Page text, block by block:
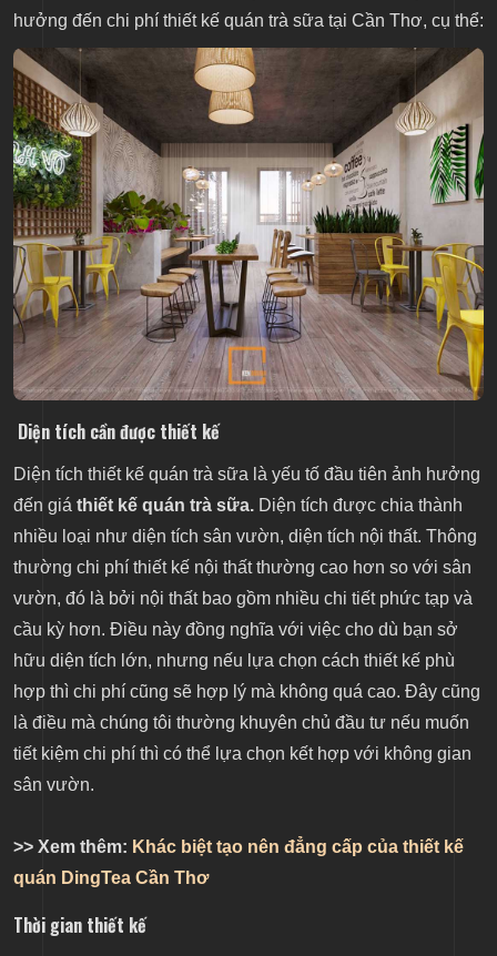
hưởng đến chi phí thiết kế quán trà sữa tại Cần Thơ, cụ thể:
Diện tích cần được thiết kế
Diện tích thiết kế quán trà sữa là yếu tố đầu tiên ảnh hưởng
đến giá thiết kế quán trà sữa. Diện tích được chia thành
nhiều loại như diện tích sân vườn, diện tích nội thất. Thông
thường chi phí thiết kế nội thất thường cao hơn so với sân
vườn, đó là bởi nội thất bao gồm nhiều chi tiết phức tạp và
cầu kỳ hơn. Điều này đồng nghĩa với việc cho dù bạn sở
hữu diện tích lớn, nhưng nếu lựa chọn cách thiết kế phù
hợp thì chi phí cũng sẽ hợp lý mà không quá cao. Đây cũng
là điều mà chúng tôi thường khuyên chủ đầu tư nếu muốn
tiết kiệm chi phí thì có thể lựa chọn kết hợp với không gian
sân vườn.
>> Xem thêm: Khác biệt tạo nên đẳng cấp của thiết kế
quán DingTea Cần Thơ
Thời gian thiết kế